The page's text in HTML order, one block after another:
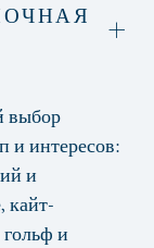
выбор
и интересов:
и
кайт-
и